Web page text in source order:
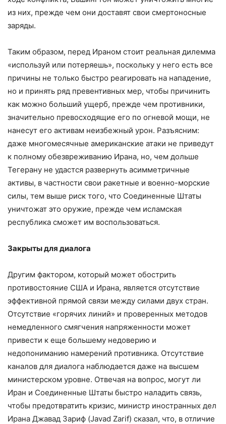
из них, прежде чем они доставят свои смертоносные
заряды.
Таким образом, перед Ираном стоит реальная дилемма
«используй или потеряешь», поскольку у него есть все
причины не только быстро реагировать на нападение,
но и принять ряд превентивных мер, чтобы причинить
как можно больший ущерб, прежде чем противники,
значительно превосходящие его по огневой мощи, не
нанесут его активам неизбежный урон. Разъясним:
даже многомесячные американские атаки не приведут
к полному обезвреживанию Ирана, но, чем дольше
Тегерану не удаcтся развернуть асимметричные
активы, в частности свои ракетные и военно-морские
силы, тем выше риск того, что Соединенные Штаты
уничтожат это оружие, прежде чем исламская
республика сможет им воспользоваться.
Закрыты для диалога
Другим фактором, который может обострить
противостояние США и Ирана, является отсутствие
эффективной прямой связи между силами двух стран.
Отсутствие «горячих линий» и проверенных методов
немедленного смягчения напряженности может
привести к еще большему недоверию и
недопониманию намерений противника. Отсутствие
каналов для диалога наблюдается даже на высшем
министерском уровне. Отвечая на вопрос, могут ли
Иран и Соединенные Штаты быстро наладить связь,
чтобы предотвратить кризис, министр иностранных дел
Ирана Джавад Зариф (Javad Zarif) сказал, что, в отличие